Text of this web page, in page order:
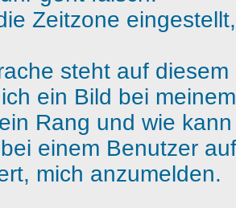
Zeitzone
steht auf
ein Bild bei
Rang und wie
einem Benutzer
mich anzumelden.